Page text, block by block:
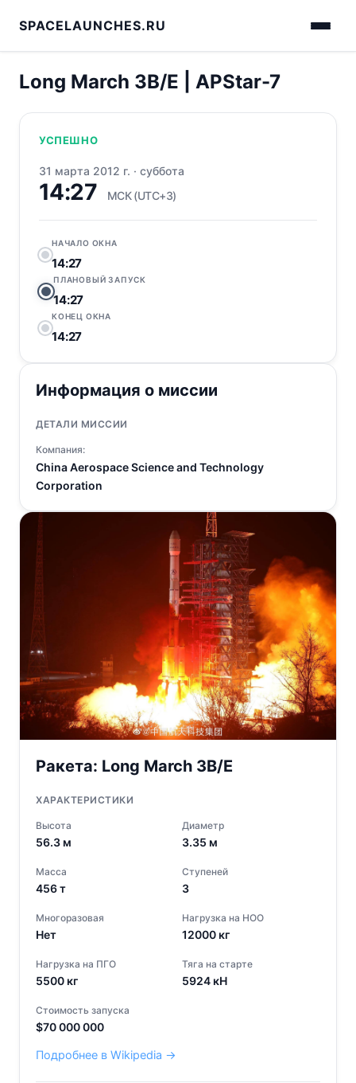
SPACELAUNCHES.RU
Long March 3B/E | APStar-7
УСПЕШНО
31 марта 2012 г. · суббота
14:27 МСК (UTC+3)
НАЧАЛО ОКНА
14:27
ПЛАНОВЫЙ ЗАПУСК
14:27
КОНЕЦ ОКНА
14:27
Информация о миссии
ДЕТАЛИ МИССИИ
Компания:
China Aerospace Science and Technology
Corporation
Ракета: Long March 3B/E
ХАРАКТЕРИСТИКИ
Высота
56.3 м
Диаметр
3.35 м
Масса
456т
Ступеней
3
Многоразовая
Нет
Нагрузка на НОО
12000 кг
Нагрузка на ПГО
5500 кг
Тяга на старте
5924 кН
Стоимость запуска
$70 000 000
Подробнее в Wikipedia →